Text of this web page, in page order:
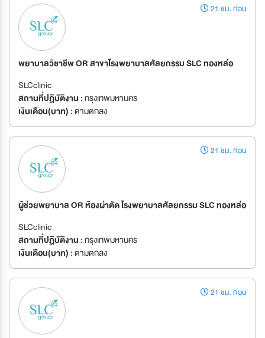
21 ชม. ก่อน
พยาบาลวิชาชีพ OR สาขาโรงพยาบาลศัลยกรรม SLC ทองหล่อ
SLCclinic
สถานที่ปฏิบัติงาน :กรุงเทพมหานคร
เงินเดือน(บาท) :ตามตกลง
21 ชม. ก่อน
ผู้ช่วยพยาบาล OR ห้องผ่าตัด โรงพยาบาลศัลยกรรม SLC ทองหล่อ
SLCclinic
สถานที่ปฏิบัติงาน :กรุงเทพมหานคร
เงินเดือน(บาท) :ตามตกลง
21 ชม. ก่อน